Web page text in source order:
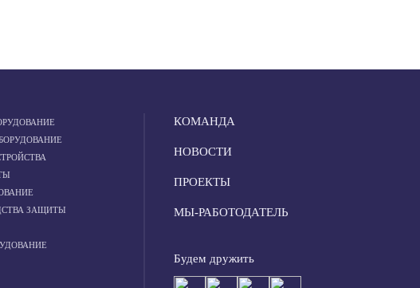
ЗАЩИТЫ
КОМАНДА
НОВОСТИ
ПРОЕКТЫ
МЫ-РАБОТОДАТЕЛЬ
Будем дружить